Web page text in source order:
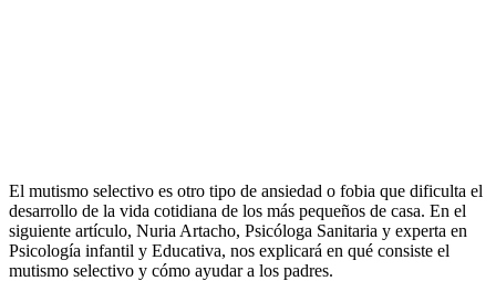
El mutismo selectivo es otro tipo de ansiedad o fobia que dificulta el
desarrollo de la vida cotidiana de los más pequeños de casa. En el
siguiente artículo, Nuria Artacho, Psicóloga Sanitaria y experta en
Psicología infantil y Educativa, nos explicará en qué consiste el
mutismo selectivo y cómo ayudar a los padres.